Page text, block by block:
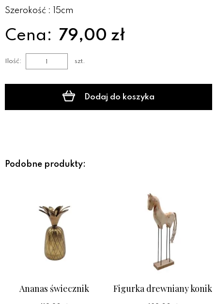
Szerokość : 15cm
Cena: 79,00 zł
Ilość: szt.
Dodaj do koszyka
Podobne produkty:
Ananas świecznik Figurka drewniany konik